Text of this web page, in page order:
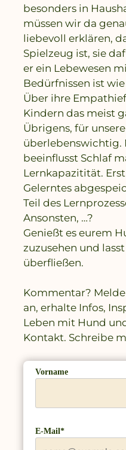
besonders in
müssen wir da
liebevoll erklären,
Spielzeug ist, sie
er ein Lebewesen
Bedürfnissen ist wie
Über ihre
Kindern das meist
Übrigens, für
überlebenswichtig.
beeinflusst Schlaf
Lernkapazitität.
Gelerntes
Teil des
Ansonsten, …?
Genießt es eurem
zuzusehen und
überfließen.
Kommentar?
an, erhalte Infos,
Leben mit Hund
Kontakt. Schreibe
Vorname
E-Mail*